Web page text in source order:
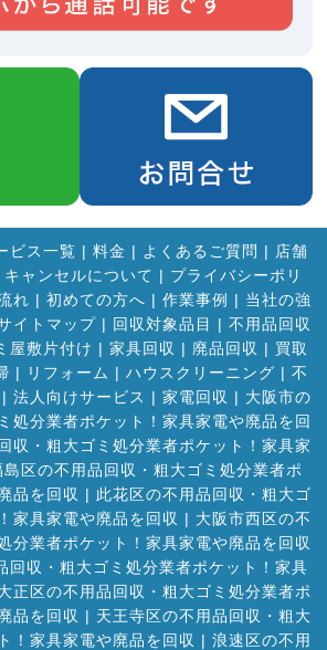
ビス一覧 | 料金 | よくあるご質問 | 店舗
キャンセルについて | プライバシーポリ
れ | 初めての方へ | 作業事例 | 当社の強
イトマップ| 回収対象品目 | 不用品回収
屋敷片付け | 家具回収 | 廃品回収 | 買取
| リフォーム | ハウスクリーニング | 不
| 法人向けサービス | 家電回収 | 大阪市の
処分業者ポケット！家具家電や廃品を回
収・粗大ゴミ処分業者ポケット！家具家
島区の不用品回収・粗大ゴミ処分業者ポ
品を回収 | 此花区の不用品回収・粗大ゴ
家具家電や廃品を回収 | 大阪市西区の不
分業者ポケット！家具家電や廃品を回収
回収・粗大ゴミ処分業者ポケット！家具
正区の不用品回収・粗大ゴミ処分業者ポ
品を回収 | 天王寺区の不用品回収・粗大
！家具家電や廃品を回収 | 浪速区の不用